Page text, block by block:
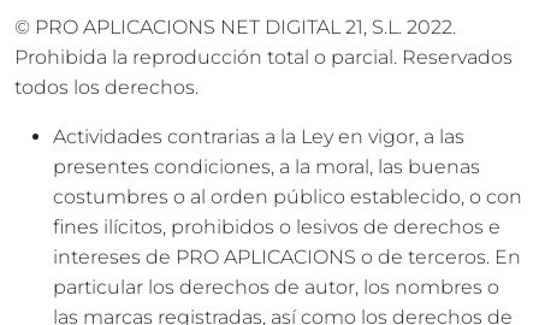
© PRO APLICACIONS NET DIGITAL 21, S.L. 2022.
Prohibida la reproducción total o parcial. Reservados
todos los derechos.
Actividades contrarias a la Ley en vigor, a las
presentes condiciones, a la moral, las buenas
costumbres o al orden público establecido, o con
fines ilícitos, prohibidos o lesivos de derechos e
intereses de PRO APLICACIONS o de terceros. En
particular los derechos de autor, los nombres o
las marcas registradas, así como los derechos de